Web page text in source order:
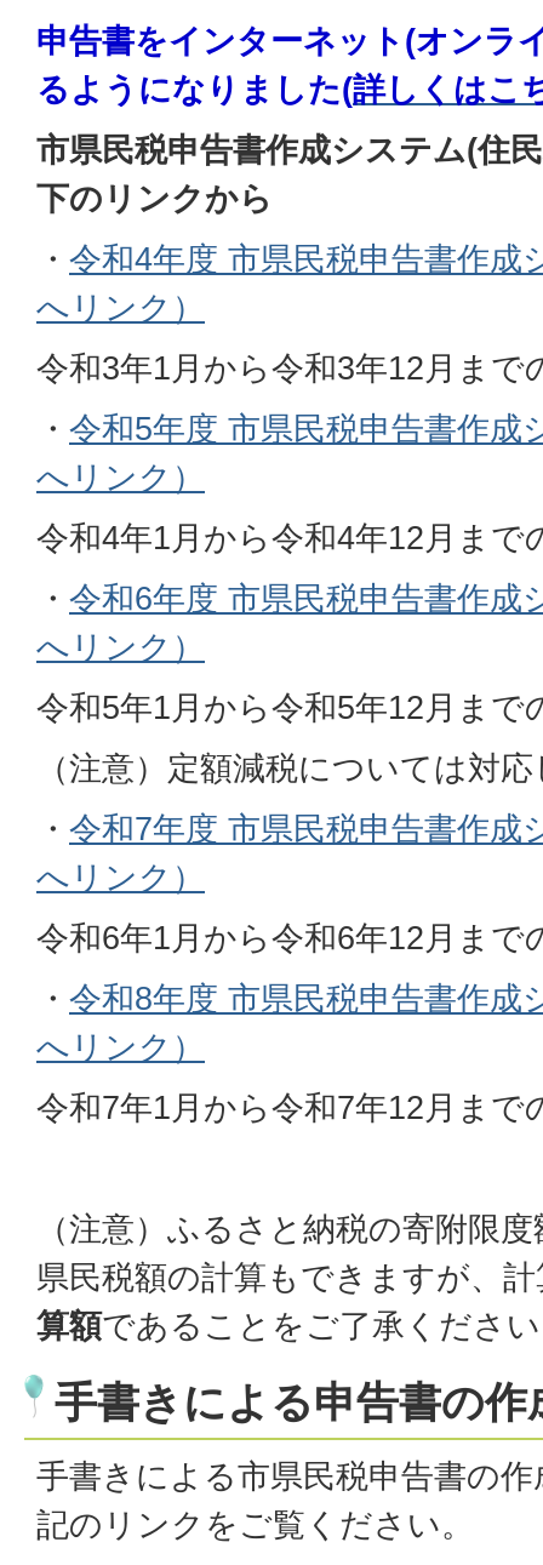
申告書をインターネット(オンラ
るようになりました(詳しくはこ
市県民税申告書作成システム(住
下のリンクから
・ 令和4年度 市県民税申告書作成
へリンク）
令和3年1月から令和3年12月まで
・ 令和5年度 市県民税申告書作成
へリンク）
令和4年1月から令和4年12月まで
・ 令和6年度 市県民税申告書作成
へリンク）
令和5年1月から令和5年12月まで
（注意）定額減税については対
・ 令和7年度 市県民税申告書作成
へリンク）
令和6年1月から令和6年12月まで
・ 令和8年度 市県民税申告書作成
へリンク）
令和7年1月から令和7年12月まで
（注意）ふるさと納税の寄附限
県民税額の計算もできますが、
算額であることをご了承くださ
手書きによる申告書の作
手書きによる市県民税申告書の
記のリンクをご覧ください。